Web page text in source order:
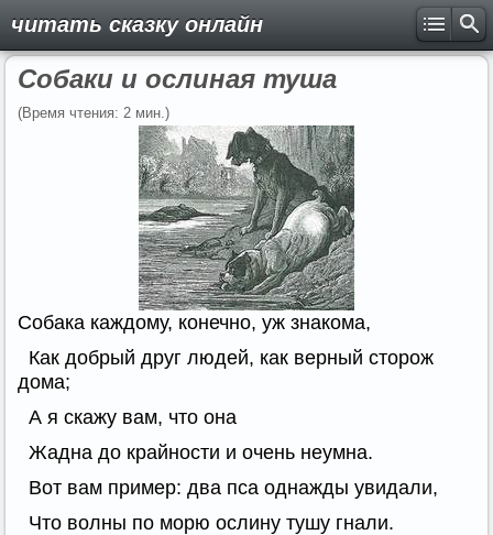
читать сказку онлайн
Собаки и ослиная туша
(Время чтения: 2 мин.)
Собака каждому, конечно, уж знакома,
Как добрый друг людей, как верный сторож
дома;
А я скажу вам, что она
Жадна до крайности и очень неумна.
Вот вам пример: два пса однажды увидали,
Что волны по морю ослину тушу гнали.